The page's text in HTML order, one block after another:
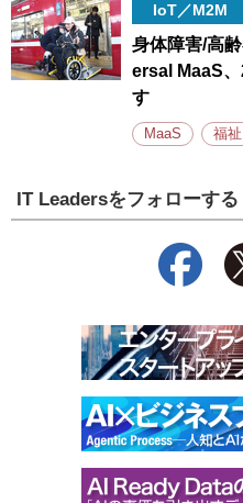
IoT／M2M
身体障害/高
ersal MaaS
す
MaaS 福祉
IT Leadersをフォローする